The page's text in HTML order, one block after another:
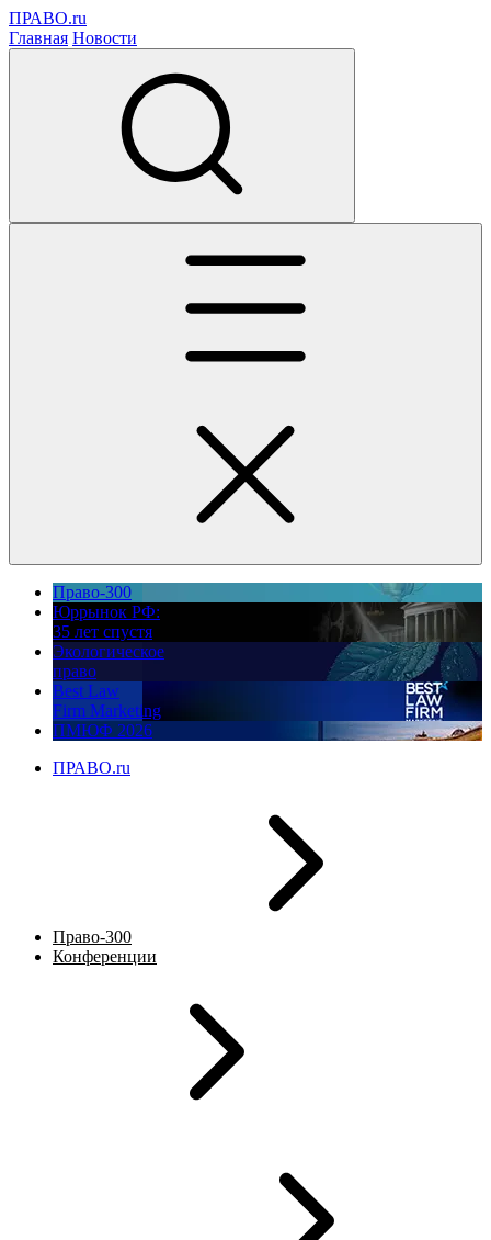
ПРАВО.ru
Главная Новости
Право-300
Юррынок РФ:
35 лет спустя
Экологическое
право
Best Law
Firm Marketing
ПМЮФ 2026
ПРАВО.ru
Право-300
Конференции